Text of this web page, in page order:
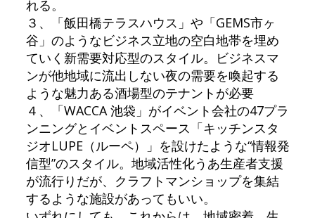
れる。
３、「飯田橋テラスハウス」や「GEMS市ヶ
谷」のようなビジネス立地の空白地帯を埋め
ていく新需要対応型のスタイル。ビジネスマ
ンが他地域に流出しない夜の需要を喚起する
ような魅力ある酒場型のテナントが必要
４、「WACCA 池袋」がイベント会社の47プラ
ンニングとイベントスペース「キッチンスタ
ジオLUPE（ルーペ）」を設けたような“情報発
信型”のスタイル。地域活性化うあ生産者支援
が流行りだが、クラフトマンショップを集結
するような施設があってもいい。